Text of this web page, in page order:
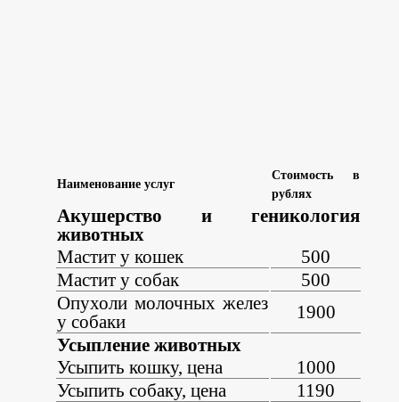
Наименование услуг
Стоимость в
рублях
Акушерство и геникология
животных
Мастит у кошек
500
Мастит у собак
500
Опухоли молочных желез
у собаки
1900
Усыпление животных
Усыпить кошку, цена
1000
Усыпить собаку, цена
1190